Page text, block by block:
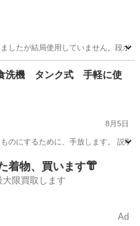
したが結局使用していません。段ボ
電
食洗機 タンク式 手軽に使
8月5日
のにするために、手放します。 説
チン家電 タンク
着物、買います👘
限買取します
Ad